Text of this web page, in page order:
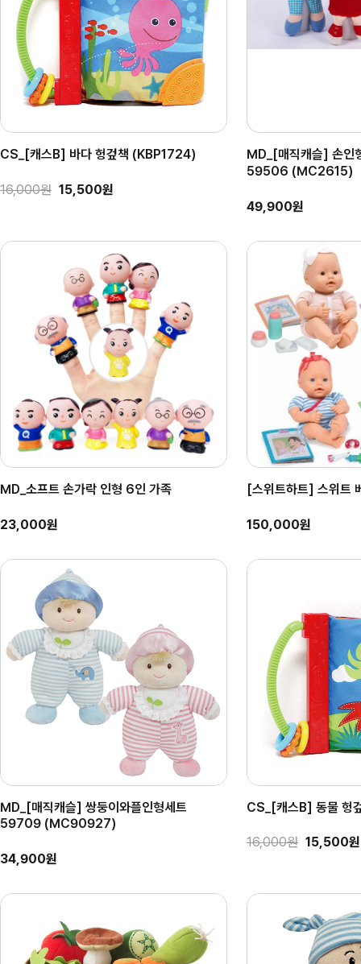
CS_[캐스B] 바다 헝겊책 (KBP1724)
16,000원 15,500원
MD_[매직캐슬] 손인
59506 (MC2615)
49,900원
MD_소프트 손가락 인형 6인 가족
23,000원
[스위트하트] 스위트
150,000원
MD_[매직캐슬] 쌍둥이와플인형세트
59709 (MC90927)
34,900원
CS_[캐스B] 동물 헝
16,000원 15,500원